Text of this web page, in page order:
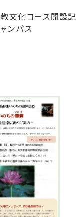
文化コース開設記
ンパス